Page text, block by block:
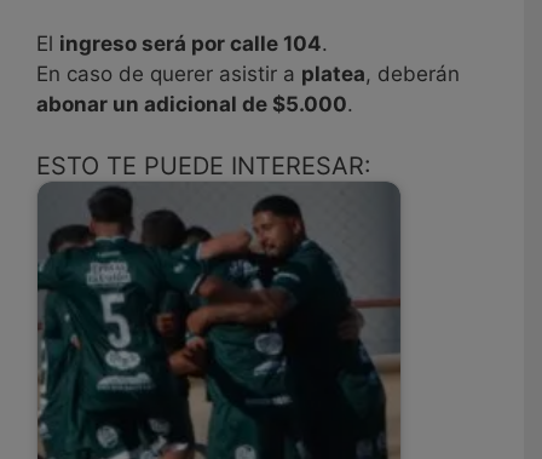
El ingreso será por calle 104.
En caso de querer asistir a platea, deberán
abonar un adicional de $5.000.
ESTO TE PUEDE INTERESAR: